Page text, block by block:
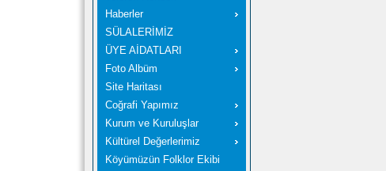
Haberler
SÜLALERİMİZ
ÜYE AİDATLARI
Foto Albüm
Site Haritası
Coğrafi Yapımız
Kurum ve Kuruluşlar
Kültürel Değerlerimiz
Köyümüzün Folklor Ekibi